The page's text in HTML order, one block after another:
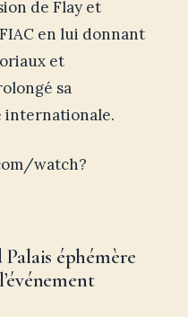
de Flay et
en lui donnant
et
sa
internationale.
watch?
éphémère